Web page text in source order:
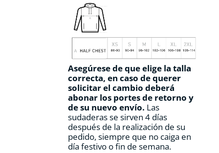
Asegúrese de que elige la talla
correcta, en caso de querer
solicitar el cambio deberá
abonar los portes de retorno y
de su nuevo envío. Las
sudaderas se sirven 4 días
después de la realización de su
pedido, siempre que no caiga en
día festivo o fin de semana.